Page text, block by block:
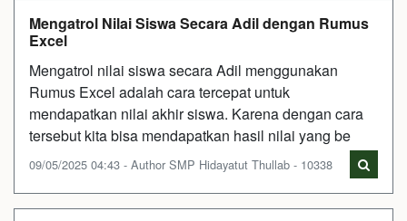
Mengatrol Nilai Siswa Secara Adil dengan Rumus
Excel
Mengatrol nilai siswa secara Adil menggunakan
Rumus Excel adalah cara tercepat untuk
mendapatkan nilai akhir siswa. Karena dengan cara
tersebut kita bisa mendapatkan hasil nilai yang be
09/05/2025 04:43 - Author SMP Hidayatut Thullab - 10338